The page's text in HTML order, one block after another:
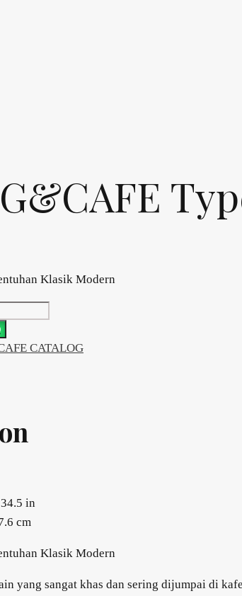
Klasik Modern
CATALOG
in
cm
Klasik Modern
yang sangat khas dan sering dijumpai di